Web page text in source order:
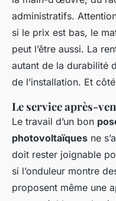
administratifs.
si le prix est bas, le
peut l’être aussi. La
autant de la durabilité
de l’installation. Et
Le service après-
Le travail d’un bon
photovoltaïques ne
doit rester joignable
si l’onduleur montre
proposent même une